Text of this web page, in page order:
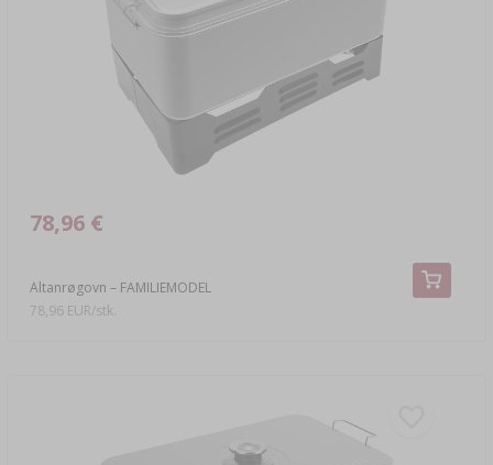
Altanrøgovn – FAMILIEMODEL
78,96 €
78,96 EUR/stk.